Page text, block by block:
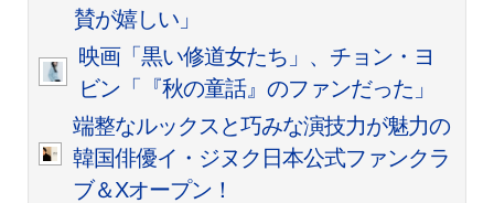
賛が嬉しい」
映画「黒い修道女たち」、チョン・ヨ
ビン「『秋の童話』のファンだった」
端整なルックスと巧みな演技力が魅力の
韓国俳優イ・ジヌク日本公式ファンクラ
ブ＆Xオープン！